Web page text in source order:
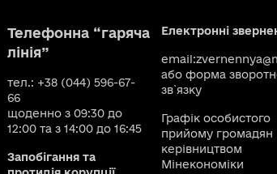
Телефонна “гаряча
лінія”
тел.: +38 (044) 596-67-
66
щоденно з 09:30 до
12:00 та з 14:00 до 16:45
Запобігання та
Електронні
email:
або форма
зв`язку
Графік особистого
прийому громадян
керівництвом
Мінекономіки